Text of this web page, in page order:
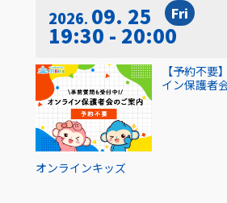
2026 09. 25 Fri
19:30 - 20:00
オンラインキッズ
【予約不要
イン保護者